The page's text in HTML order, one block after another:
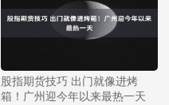
股指期货技巧 出门就像进烤
箱！广州迎今年以来最热一天